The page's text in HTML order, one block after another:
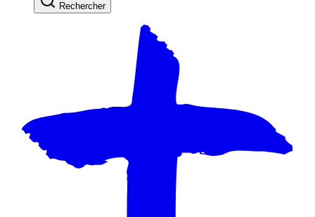
Rechercher